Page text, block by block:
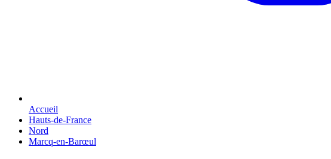
Accueil
Hauts-de-France
Nord
Marcq-en-Barœul